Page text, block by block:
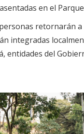
en el
retornarán a
integradas
entidades del